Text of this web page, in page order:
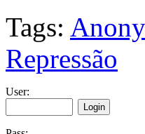
Tags:
Repressão
User: